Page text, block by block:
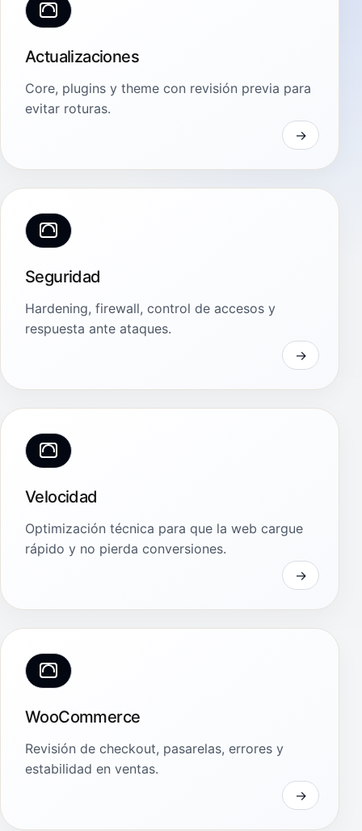
Actualizaciones
Core, plugins y theme con revisión previa para
evitar roturas.
Seguridad
Hardening, firewall, control de accesos y
respuesta ante ataques.
Velocidad
Optimización técnica para que la web cargue
rápido y no pierda conversiones.
WooCommerce
Revisión de checkout, pasarelas, errores y
estabilidad en ventas.